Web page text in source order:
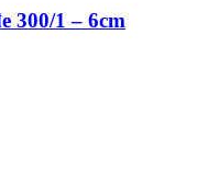
300/1 – 6cm